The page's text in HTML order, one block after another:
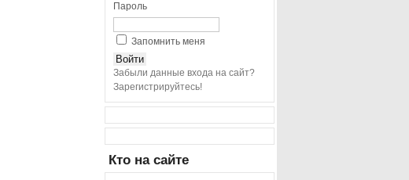
Пароль
Запомнить меня
Забыли данные входа на сайт?
Зарегистрируйтесь!
Кто на сайте